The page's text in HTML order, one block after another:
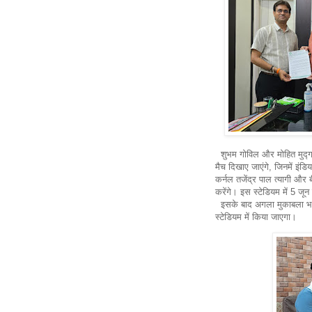
शुभम गोविल और मोहित
मैच दिखाए जाएंगे, जिनमें
कर्नल तजेंद्र पाल त्यागी और
करेंगे। इस स्टेडियम में 5 जून
इसके बाद अगला मुकाबला
स्टेडियम में किया जाएगा।